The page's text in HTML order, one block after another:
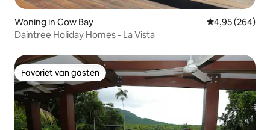
Woning in Cow Bay Gemiddelde
4,95 (264)
Daintree Holiday Homes - La Vista
Favoriet van gasten
Favoriet van gasten